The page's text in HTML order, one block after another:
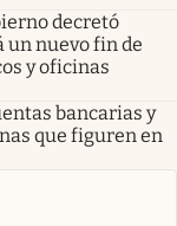
decretó
un nuevo fin de
y oficinas
bancarias y
que figuren en